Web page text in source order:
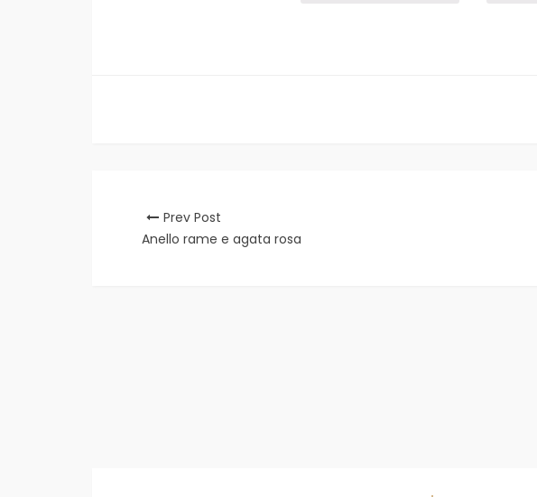
Prev Post
Anello rame e agata rosa